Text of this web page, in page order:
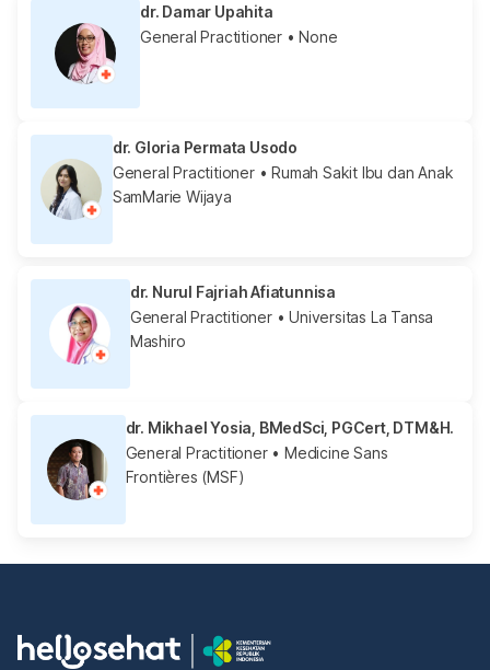
dr. Damar Upahita
General Practitioner • None
dr. Gloria Permata Usodo
General Practitioner• Rumah Sakit Ibu dan Anak
SamMarie Wijaya
dr. Nurul Fajriah Afiatunnisa
General Practitioner• Universitas La Tansa
Mashiro
dr. Mikhael Yosia, BMedSci, PGCert, DTM&H.
General Practitioner• Medicine Sans
Frontières (MSF)